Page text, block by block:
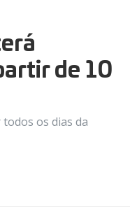
de 10
os dias da